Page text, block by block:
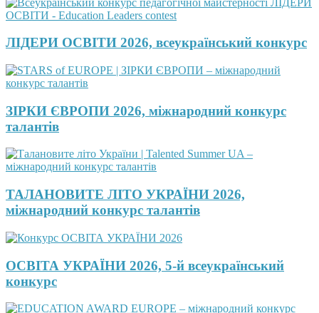
ЛІДЕРИ ОСВІТИ 2026, всеукраїнський конкурс
ЗІРКИ ЄВРОПИ 2026, міжнародний конкурс
талантів
ТАЛАНОВИТЕ ЛІТО УКРАЇНИ 2026,
міжнародний конкурс талантів
ОСВІТА УКРАЇНИ 2026, 5-й всеукраїнський
конкурс